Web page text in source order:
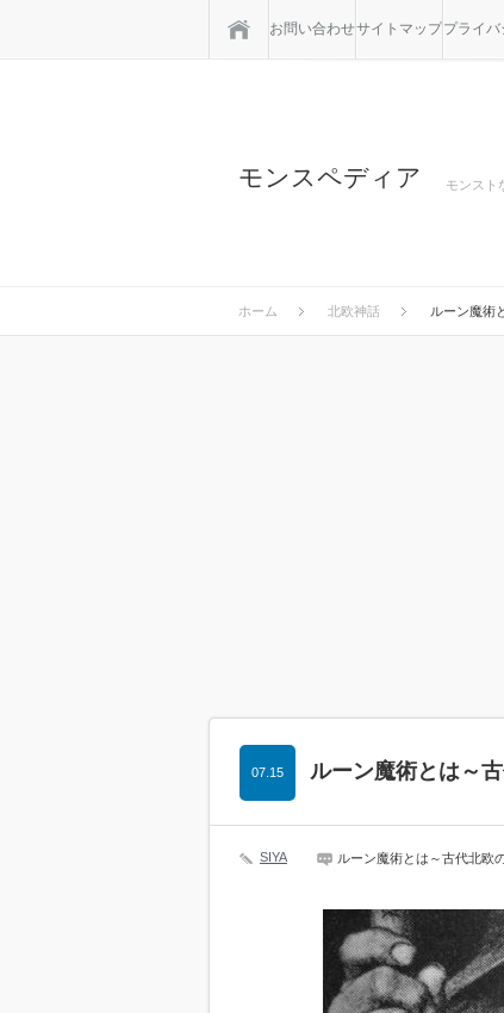
お問い合わせサイトマッププライ
モンスペディア モンスト
ホーム 北欧神話 ルーン魔術
ルーン魔術とは～
07.15
SIYA ルーン魔術とは～古代北欧